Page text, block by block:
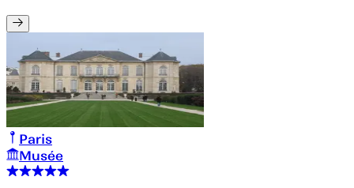
Paris
Musée